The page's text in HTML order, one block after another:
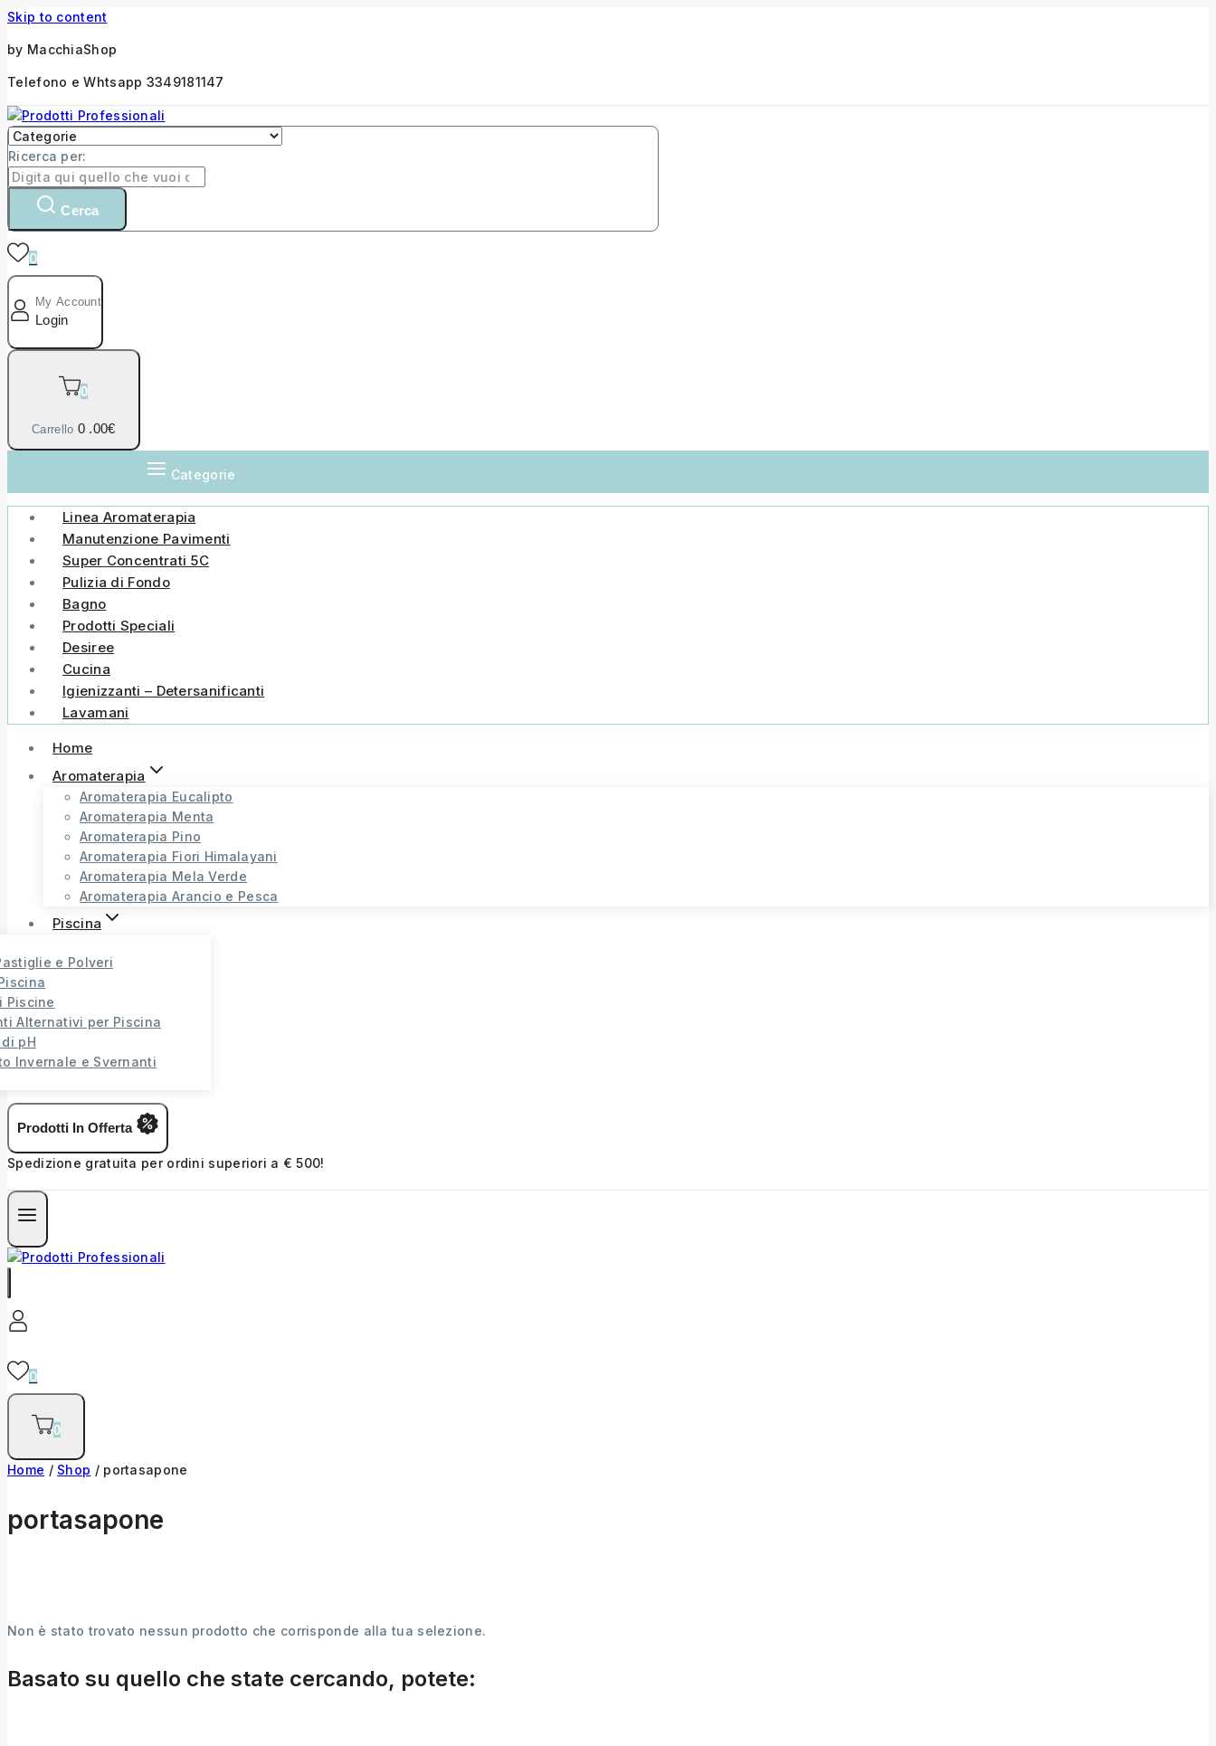
Skip to content
by MacchiaShop
Telefono e Whtsapp 3349181147
Ricerca per:
Cerca
0
My Account
Login
0
Carrello 0 .00€
Categorie
Linea Aromaterapia
Manutenzione Pavimenti
Super Concentrati 5C
Pulizia di Fondo
Bagno
Prodotti Speciali
Desiree
Cucina
Igienizzanti – Detersanificanti
Lavamani
Home
Aromaterapia
Aromaterapia Eucalipto
Aromaterapia Menta
Aromaterapia Pino
Aromaterapia Fiori Himalayani
Aromaterapia Mela Verde
Aromaterapia Arancio e Pesca
Piscina
e Polveri
Piscine
Alternativi per Piscina
pH
Invernale e Svernanti
Prodotti In Offerta
Spedizione gratuita per ordini superiori a € 500!
0
0
Home / Shop / portasapone
portasapone
Non è stato trovato nessun prodotto che corrisponde alla tua selezione.
Basato su quello che state cercando, potete: